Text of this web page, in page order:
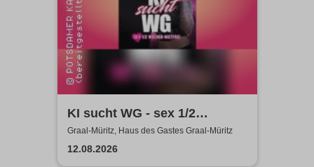
KI sucht WG - sex 1/2
Wochen mietfrei - Bella Liere
& Andreas Zieger
Graal-Müritz, Haus des Gastes Graal-Müritz
12.08.2026